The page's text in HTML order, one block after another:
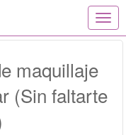
T
o
e
n
maquillaje
(Sin faltarte